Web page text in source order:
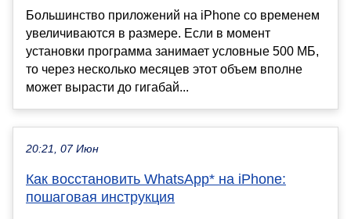
Большинство приложений на iPhone со временем
увеличиваются в размере. Если в момент
установки программа занимает условные 500 МБ,
то через несколько месяцев этот объем вполне
может вырасти до гигабай...
20:21, 07 Июн
Как восстановить WhatsApp* на iPhone:
пошаговая инструкция